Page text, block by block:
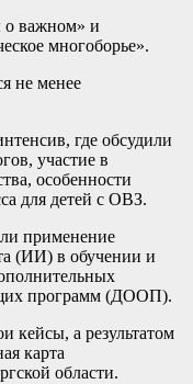
о важном» и
многоборье».
не менее
где обсудили
участие в
особенности
для детей с ОВЗ.
применение
(ИИ) в обучении и
программ (ДООП).
кейсы, а результатом
карта
области.